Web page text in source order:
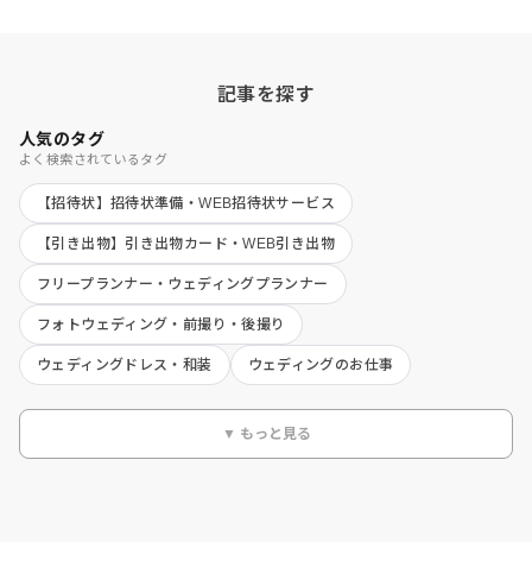
記事を探す
人気のタグ
よく検索されているタグ
【招待状】招待状準備・WEB招待状サービス
【引き出物】引き出物カード・WEB引き出物
フリープランナー・ウェディングプランナー
フォトウェディング・前撮り・後撮り
ウェディングドレス・和装 ウェディングのお仕事
▼ もっと見る